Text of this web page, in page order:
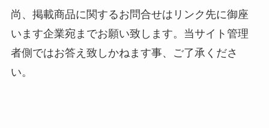
尚、掲載商品に関するお問合せはリンク先に御座
います企業宛までお願い致します。当サイト管理
者側ではお答え致しかねます事、ご了承くださ
い。